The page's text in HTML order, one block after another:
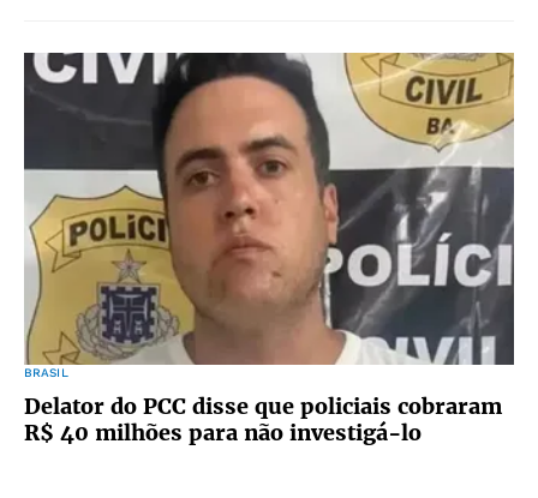
BRASIL
Delator do PCC disse que policiais cobraram
R$ 40 milhões para não investigá-lo